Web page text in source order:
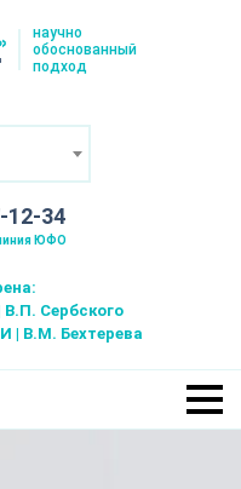
научно
обоснованный
подход
12-34
ЮФО
Сербского
| В.М. Бехтерева